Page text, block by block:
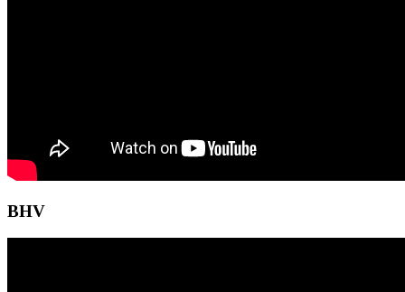
BHV